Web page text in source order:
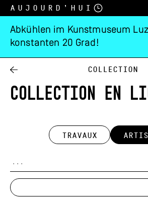
Aujourd’hui
Abkühlen im Kunstmuseum
konstanten 20 Grad!
Collection
COLLECTION EN
TRAVAUX